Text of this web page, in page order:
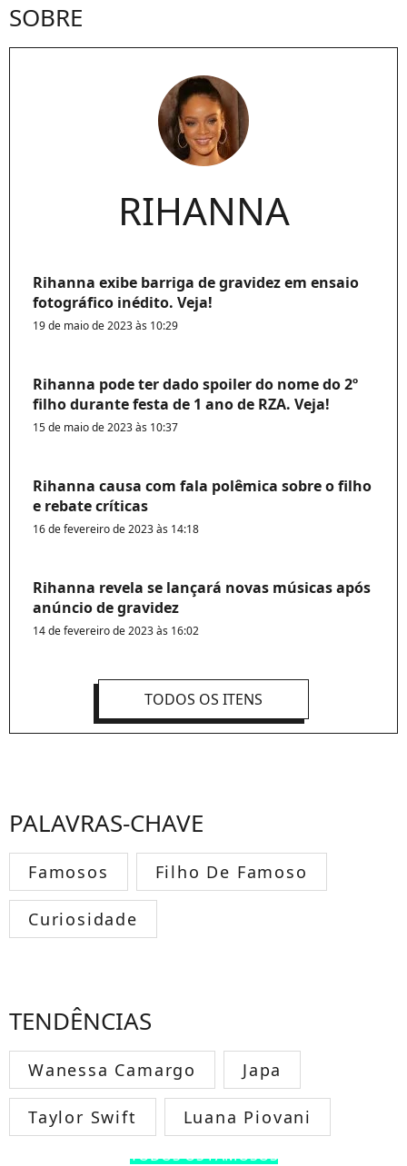
SOBRE
RIHANNA
Rihanna exibe barriga de gravidez em ensaio
fotográfico inédito. Veja!
19 de maio de 2023 às 10:29
Rihanna pode ter dado spoiler do nome do 2º
filho durante festa de 1 ano de RZA. Veja!
15 de maio de 2023 às 10:37
Rihanna causa com fala polêmica sobre o filho
e rebate críticas
16 de fevereiro de 2023 às 14:18
Rihanna revela se lançará novas músicas após
anúncio de gravidez
14 de fevereiro de 2023 às 16:02
TODOS OS ITENS
PALAVRAS-CHAVE
Famosos Filho De Famoso
Curiosidade
TENDÊNCIAS
Wanessa Camargo Japa
Taylor Swift Luana Piovani
TODOS OS FAMOSOS